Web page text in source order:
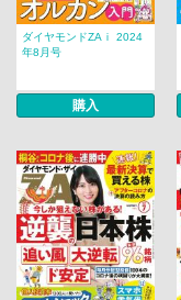
ダイヤモンドZAｉ 2024
年8月号
購入